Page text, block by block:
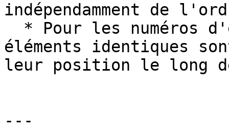
indépendamment de
éléments identiques
leur position le long
---